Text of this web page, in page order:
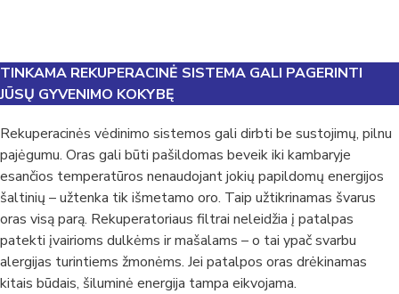
TINKAMA REKUPERACINĖ SISTEMA GALI PAGERINTI
JŪSŲ GYVENIMO KOKYBĘ
Rekuperacinės vėdinimo sistemos gali dirbti be sustojimų, pilnu
pajėgumu. Oras gali būti pašildomas beveik iki kambaryje
esančios temperatūros nenaudojant jokių papildomų energijos
šaltinių – užtenka tik išmetamo oro. Taip užtikrinamas švarus
oras visą parą. Rekuperatoriaus filtrai neleidžia į patalpas
patekti įvairioms dulkėms ir mašalams – o tai ypač svarbu
alergijas turintiems žmonėms. Jei patalpos oras drėkinamas
kitais būdais, šiluminė energija tampa eikvojama.